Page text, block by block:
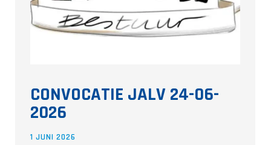
CONVOCATIE JALV 24-06-
2026
1 JUNI 2026